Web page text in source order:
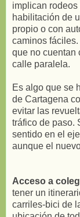
implican
habilitación de
propio o con
caminos
que no cuentan
calle paralela.
Es algo que se
de Cartagena
evitar las
tráfico de paso.
sentido en el
aunque el
Acceso a
tener un
carriles-bici de